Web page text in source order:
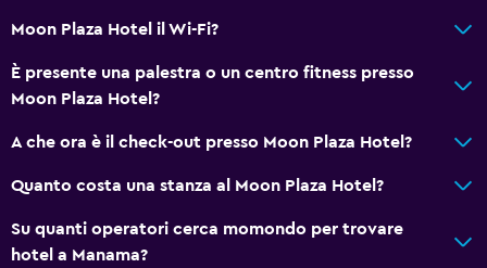
Generale
Camere per famiglie
Salottino
Lavanderia
Moon Plaza Hotel il Wi-Fi?
È presente una palestra o un centro fitness presso
Moon Plaza Hotel?
A che ora è il check-out presso Moon Plaza Hotel?
Quanto costa una stanza al Moon Plaza Hotel?
Su quanti operatori cerca momondo per trovare
hotel a Manama?